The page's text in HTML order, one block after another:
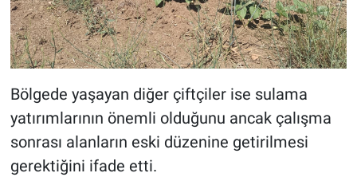
Bölgede yaşayan diğer çiftçiler ise sulama
yatırımlarının önemli olduğunu ancak çalışma
sonrası alanların eski düzenine getirilmesi
gerektiğini ifade etti.